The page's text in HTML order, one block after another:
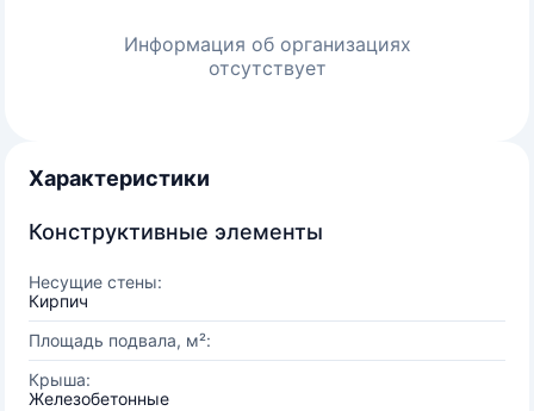
Информация об организациях
отсутствует
Характеристики
Конструктивные элементы
Несущие стены:
Кирпич
Площадь подвала, м²:
Крыша:
Железобетонные